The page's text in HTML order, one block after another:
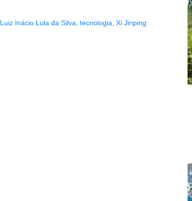
Luiz Inácio Lula da Silva tecnologia Xi Jinping